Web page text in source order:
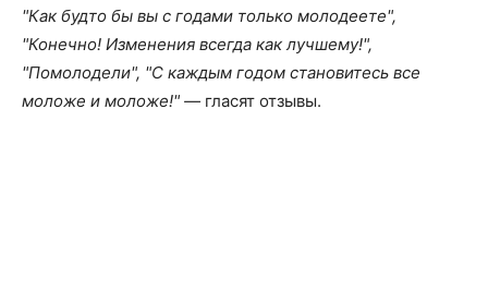
"Как будто бы вы с годами только молодеете",
"Конечно! Изменения всегда как лучшему!",
"Помолодели", "С каждым годом становитесь все
моложе и моложе!" — гласят отзывы.